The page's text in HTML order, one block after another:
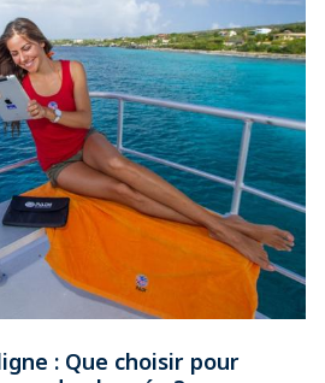
: Que choisir pour